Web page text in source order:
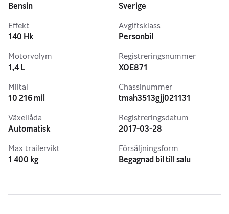
Bensin
Effekt
140 Hk
Motorvolym
1,4 L
Miltal
10 216 mil
Växellåda
Automatisk
Max trailervikt
1 400 kg
Sverige
Avgiftsklass
Personbil
Registreringsnummer
XOE871
Chassinummer
tmah3513gjj021131
Registreringsdatum
2017-03-28
Försäljningsform
Begagnad bil till salu